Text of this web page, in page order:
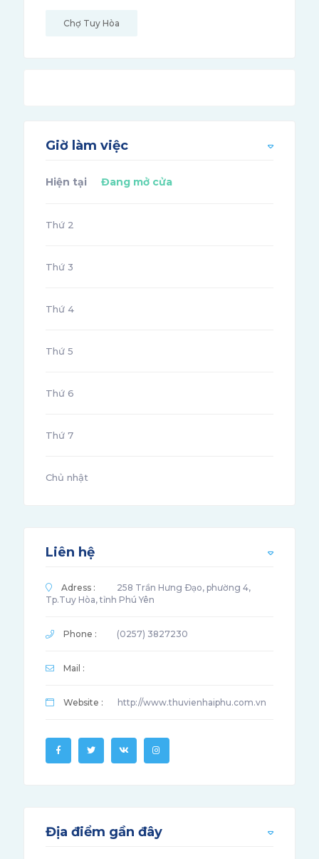
Chợ Tuy Hòa
Giờ làm việc
Hiện tại Đang mở cửa
Thứ 2
Thứ 3
Thứ 4
Thứ 5
Thứ 6
Thứ 7
Chủ nhật
Liên hệ
Adress :
258 Trần Hưng Ðạo, phường 4,
Tp.Tuy Hòa, tỉnh Phú Yên
Phone : (0257) 3827230
Mail :
Website : http://www.thuvienhaiphu.com.vn
Địa điểm gần đây